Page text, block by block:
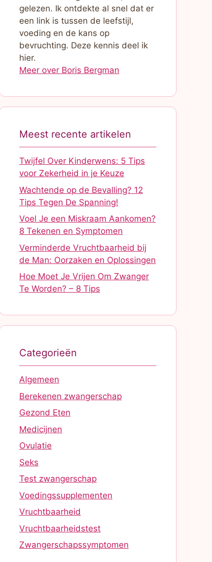
gelezen. Ik ontdekte al snel dat er
een link is tussen de leefstijl,
voeding en de kans op
bevruchting. Deze kennis deel ik
hier.
Meer over Boris Bergman
Meest recente artikelen
Twijfel Over Kinderwens: 5 Tips
voor Zekerheid in je Keuze
Wachtende op de Bevalling? 12
Tips Tegen De Spanning!
Voel Je een Miskraam Aankomen?
8 Tekenen en Symptomen
Verminderde Vruchtbaarheid bij
de Man: Oorzaken en Oplossingen
Hoe Moet Je Vrijen Om Zwanger
Te Worden? – 8 Tips
Categorieën
Algemeen
Berekenen zwangerschap
Gezond Eten
Medicijnen
Ovulatie
Seks
Test zwangerschap
Voedingssupplementen
Vruchtbaarheid
Vruchtbaarheidstest
Zwangerschapssymptomen